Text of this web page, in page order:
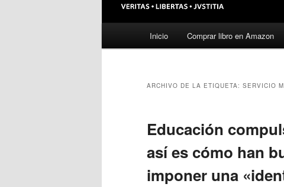
Ir
principal
Ir
secundario
Inicio Comprar libro en Amazon
ARCHIVO DE LA ETIQUETA: SERVICIO
Educación
así es cómo han
imponer una